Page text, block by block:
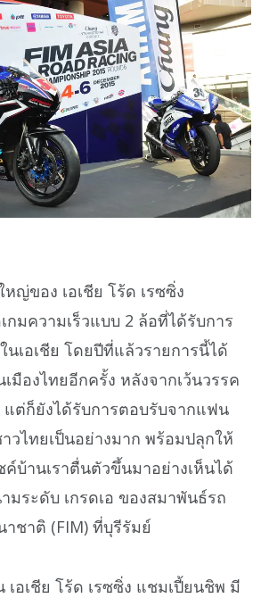
ญ่ของ เอเชีย โร้ด เรซซิ่ง
กมความเร็วแบบ 2 ล้อที่ได้รับการ
เอเชีย โดยปีที่แล้วรายการนี้ได้
มืองไทยอีกครั้ง หลังจากเว้นวรรค
แต่ก็ยังได้รับการตอบรับจากแฟน
วไทยเป็นอย่างมาก พร้อมปลุกให้
ค์บ้านเราตื่นตัวขึ้นมาอย่างเห็นได้
มระดับ เกรดเอ ของสมาพันธ์รถ
ชาติ (FIM) ที่บุรีรัมย์
อเชีย โร้ด เรซซิ่ง แชมเปี้ยนชิพ มี